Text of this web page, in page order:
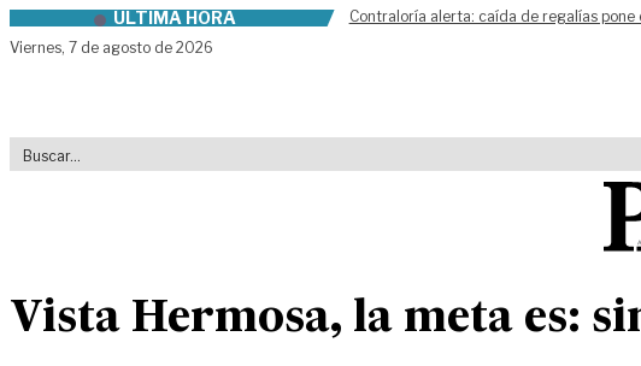
Skip to contentÚLTIMA HORA
Contraloría alerta: caída de regalías
Viernes, 7 de agosto de 2026
Vista Hermosa, la meta es: